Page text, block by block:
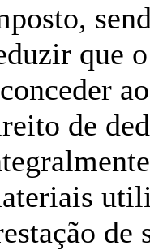
que
de
de